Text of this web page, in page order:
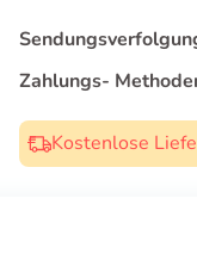
Zahlungs-
Kostenlose